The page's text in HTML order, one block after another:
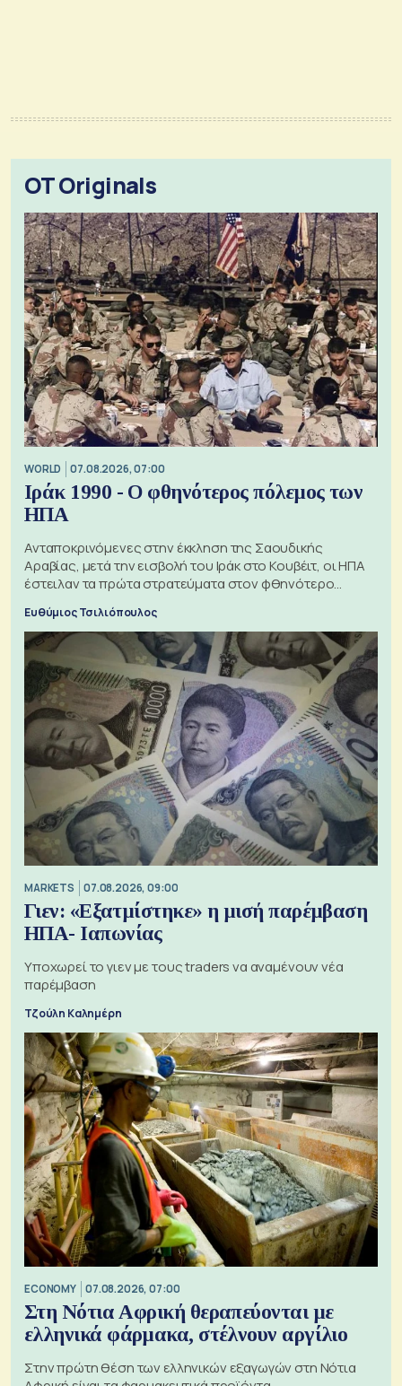
OT Originals
WORLD 07.08.2026, 07:00
Ιράκ 1990 - Ο φθηνότερος πόλεμος των
ΗΠΑ
Ανταποκρινόμενες στην έκκληση της Σαουδικής
Αραβίας, μετά την εισβολή του Ιράκ στο Κουβέιτ, οι ΗΠΑ
έστειλαν τα πρώτα στρατεύματα στον φθηνότερο
πόλεμο της ιστορίας τους
Ευθύμιος Τσιλιόπουλος
MARKETS 07.08.2026, 09:00
Γιεν: «Εξατμίστηκε» η μισή παρέμβαση
ΗΠΑ- Ιαπωνίας
Υποχωρεί το γιεν με τους traders να αναμένουν νέα
παρέμβαση
Τζούλη Καλημέρη
ECONOMY 07.08.2026, 07:00
Στη Νότια Αφρική θεραπεύονται με
ελληνικά φάρμακα, στέλνουν αργίλιο
Στην πρώτη θέση των ελληνικών εξαγωγών στη Νότια